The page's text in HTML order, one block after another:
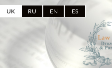
UK RU EN ES